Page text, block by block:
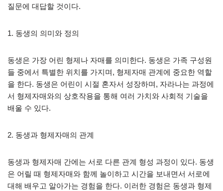
질문에 대답할 것이다.
1. 동생의 의미와 정의
동생은 가장 어린 형제나 자매를 의미한다. 동생은 가족 구성원
들 중에서 특별한 위치를 가지며, 형제자매 관계에 중요한 역할
을 한다. 동생은 어린이 시절 혼자서 성장하며, 자라나는 과정에
서 형제자매와의 상호작용을 통해 여러 가치와 사회적 기술을
배울 수 있다.
2. 동생과 형제자매의 관계
동생과 형제자매 간에는 서로 다른 관계 형성 과정이 있다. 동생
은 어릴 때 형제자매와 함께 놀이하고 시간을 보내면서 서로에
대해 배우고 알아가는 경험을 한다. 이러한 경험은 동생과 형제